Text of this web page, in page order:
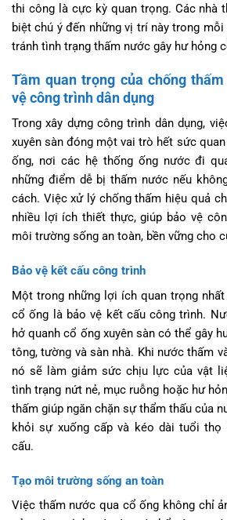
thi công là cực kỳ quan trọng. Các nhà
biệt chú ý đến những vị trí này trong
tránh tình trạng thấm nước gây hư hỏng
Tầm quan trọng của chống
vệ công trình dân dụng
Trong xây dựng công trình dân dụng,
xuyên sàn đóng một vai trò hết sức
ống, nơi các hệ thống ống nước đi
những điểm dễ bị thấm nước nếu
cách. Việc xử lý chống thấm hiệu quả
nhiều lợi ích thiết thực, giúp bảo vệ
môi trường sống an toàn, bền vững cho
Bảo vệ kết cấu công trình
Một trong những lợi ích quan trọng
cổ ống là bảo vệ kết cấu công trình.
hở quanh cổ ống xuyên sàn có thể gây
tông, tường và sàn nhà. Khi nước thấm
nó sẽ làm giảm sức chịu lực của vật
tình trạng nứt nẻ, mục ruỗng hoặc hư
thấm giúp ngăn chặn sự thẩm thấu của
khỏi sự xuống cấp và kéo dài tuổi thọ
cấu.
Tạo môi trường sống an toàn
Việc thấm nước qua cổ ống không chỉ